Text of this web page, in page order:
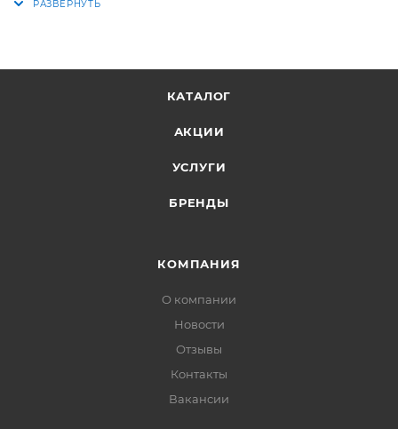
КАТАЛОГ
АКЦИИ
УСЛУГИ
БРЕНДЫ
КОМПАНИЯ
О компании
Новости
Отзывы
Контакты
Вакансии